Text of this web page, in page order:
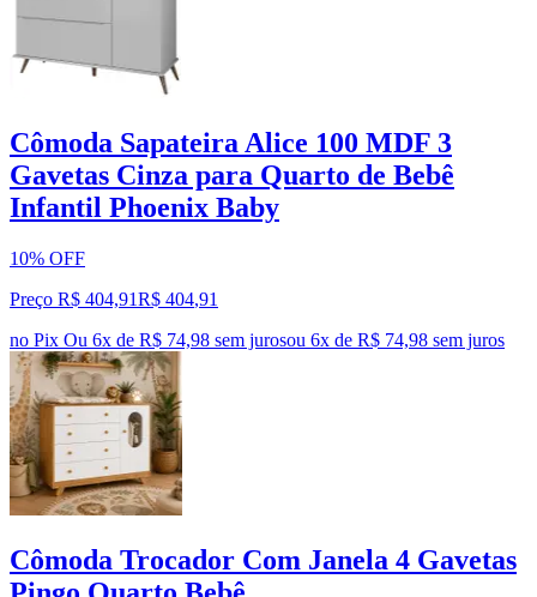
Cômoda Sapateira Alice 100 MDF 3
Gavetas Cinza para Quarto de Bebê
Infantil Phoenix Baby
10% OFF
Preço R$ 404,91R$ 404,91
no Pix Ou 6x de R$ 74,98 sem jurosou 6x de R$ 74,98 sem juros
Cômoda Trocador Com Janela 4 Gavetas